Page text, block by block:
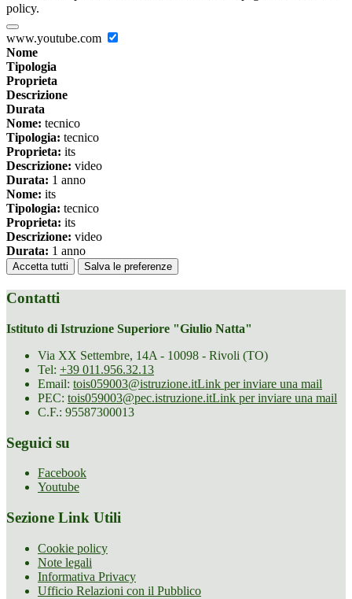
policy.
www.youtube.com
Nome
Tipologia
Proprieta
Descrizione
Durata
Nome: tecnico
Tipologia: tecnico
Proprieta: its
Descrizione: video
Durata: 1 anno
Nome: its
Tipologia: tecnico
Proprieta: its
Descrizione: video
Durata: 1 anno
Accetta tutti Salva le preferenze
Contatti
Istituto di Istruzione Superiore "Giulio Natta"
Via XX Settembre, 14A - 10098 - Rivoli (TO)
Tel: +39 011.956.32.13
Email: tois059003@istruzione.itLink per inviare una mail
PEC: tois059003@pec.istruzione.itLink per inviare una mail
C.F.: 95587300013
Seguici su
Facebook
Youtube
Sezione Link Utili
Cookie policy
Note legali
Informativa Privacy
Ufficio Relazioni con il Pubblico